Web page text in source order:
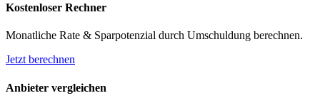
Kostenloser Rechner
Monatliche Rate & Sparpotenzial durch Umschuldung berechnen.
Jetzt berechnen
Anbieter vergleichen